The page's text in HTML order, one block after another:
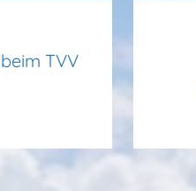
TVV